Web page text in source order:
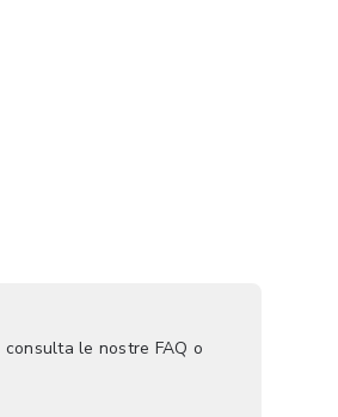
le nostre FAQ o